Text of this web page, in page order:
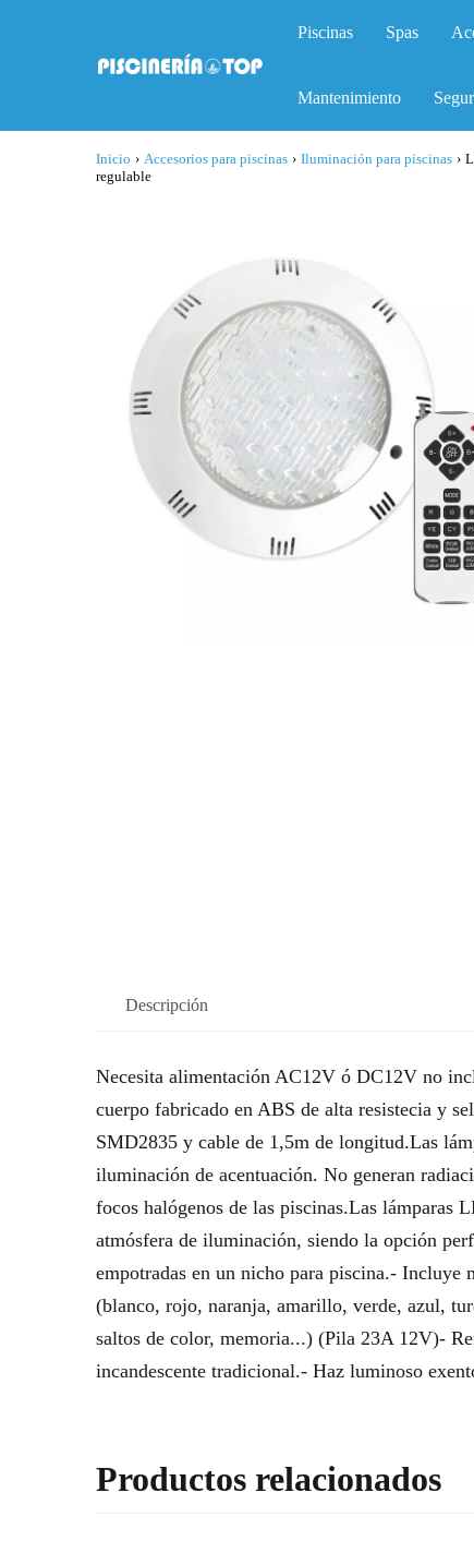
Piscinas Spas
Mantenimiento
Inicio › Accesorios para piscinas › Iluminación para piscinas ›
regulable
Descripción
Necesita alimentación AC12V ó DC12V no
cuerpo fabricado en ABS de alta resistecia y
SMD2835 y cable de 1,5m de longitud.Las
iluminación de acentuación. No generan
focos halógenos de las piscinas.Las lámparas
atmósfera de iluminación, siendo la opción
empotradas en un nicho para piscina.- Incluye
(blanco, rojo, naranja, amarillo, verde, azul,
saltos de color, memoria...) (Pila 23A 12V)-
incandescente tradicional.- Haz luminoso
Productos relacionados